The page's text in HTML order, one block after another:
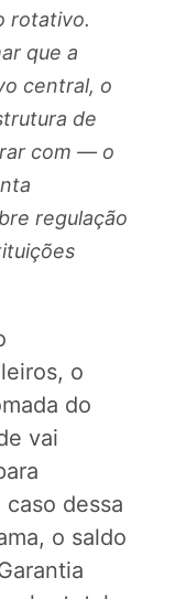
rotativo.
que a
central, o
de
com — o
regulação
o
do
vai
dessa
o saldo